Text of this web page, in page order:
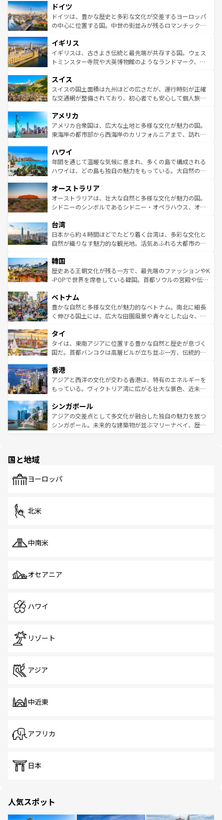
せる。地方によって風土や気候が異なるスペインはその個
性で訪れる人を魅了する。 なお、新着のスペイン情報は コ
ンテンツ一覧を参照してほしい。
で、幅広い魅力が詰まっている。華麗な宮殿、歴史的な大
聖堂、美しいビーチ、そして豊かな自然が、訪れる者を心
から魅了する。また、フランスは美食の国としても知ら
いる。シャンパンの発祥地であるランス、プロヴァンスの
香り高いラベンダー畑など、多彩な楽しみ方が可能だ。さ
らに、パリ以外の地域にも魅力が溢れており、どの街角に
れる地方に足を運ぶとそれぞれで全く異なる文化を体験で
きるだろう。 なお、新着のフランス情報はコンテンツ一覧
を参照してほしい。
ドイツ
ドイツは、豊かな歴史と多彩な文化が交差するヨーロッパ
の中心に位置する国。中世の街並みが残るロマンチック街
顔を持つこの国は、どこを歩いても飽きることがない。ベ
ルリンの文化的活気、バイエルン州のアルプスの絶景、そ
してライン川沿いのワイン畑といった風景は必見。ビール
は、お酒好きな人にはぜひ体験してほしい。 なお、新着の
ドイツ情報はコンテンツ一覧を参照してほしい。
イギリス
イギリスは、古きよき伝統と最先端が共存する国。ウェス
トミンスター寺院や大英博物館のようなランドマーク、歴
リアごとに異なる魅力がある。また、優雅なアフタヌーン
ティー、ビール好きにはたまらない英国パブ、サッカー観
戦など、本場だからこそできる体験も豊富。イギリスを旅
ンツ一覧を参照してほしい。
スイス
スイスの国土面積は九州ほどの広さだが、運行時刻が正確
な交通網が整備されており、初心者でも安心して個人旅行
の建物がそのまま残る町や、スイスならではのユニークな
博物館もあり、アルプス観光だけでなく町歩きも満喫する
ことができる。国民の所得が高いため物価も高いが、旅行
ば市内交通費無料で観光を楽しむこともできる。 なお、新
着のスイス情報はコンテンツ一覧 を参照してほしい。
アメリカ
アメリカ合衆国は、広大な土地と多様な文化が魅力の国。
東海岸の都市部から西海岸のカリフォルニアまで、訪れる
のような巨大都市は、観光、ショッピング、エンターテイ
ンメントが詰まった刺激的なスポットだ。一方、アメリカ
西部には大自然が広がり、グランドキャニオンやイエロー
部のニューオーリンズでは、音楽と美食が融合した独特の
文化が魅力。旅行者はアメリカの各地域で異なる魅力を楽
しみながら、その多様性と豊かな歴史を感じることができ
ならではの贅沢な旅のスタイルだ。 なお、新着のアメリカ
情報はコンテンツ一覧を参照してほしい。
ハワイ
年間を通じて温暖な気候に恵まれ、多くの島で構成される
ハワイは、どの島も独自の魅力をもっている。大自然の神
ワイ島は見逃せない。また、定番の観光地といえばオアフ
島だが、静かな自然を求めるならマウイ島やカウアイ島が
おすすめ。エメラルドグリーンに輝く海をはじめ、豊かな
れるおもてなしの心で訪れる人々を迎えてくれるハワイの
人々、おいしいローカルフードやハワイアンミュージッ
ク、伝統的なフラダンスなど、すべてがハワイの魅力を彩
ワイを、存分に味わってほしい。 なお、新着のハワイ情報
はコンテンツ一覧を参照してほしい。
オーストラリア
オーストラリアは、壮大な自然と多様な文化が魅力の国。
シドニーのシンボルであるシドニー・オペラハウス、オー
リアリーフや大陸中央部にそびえるウルル（エアーズロッ
ク）、タスマニアの美しい原生林やケアンズの熱帯雨林な
ど、見どころがたくさん。また、カフェやワイン、オージ
いる。アクティビティも充実しており、サーフィンやダイ
ビング、ハイキングなど、アウトドア好きにはたまらな
い。オーストラリアの多彩な魅力を存分に味わいつくそ
参照してほしい。
台湾
日本から約４時間ほどでたどり着く台湾は、多彩な文化と
自然が織りなす魅力的な観光地。活気あふれる大都市の台
ン）、静ひつな山岳地帯である台湾東部など、都市の喧騒
と山間の静けさが共存しており、訪れる人に新しい発見と
驚きをもたらしてくれる。また、奥深い台湾の食文化も魅
容にもいいと評判のスイーツなど、バラエティ豊かな料理
が味わえる。 なお、新着の台湾情報は コンテンツ一覧を参
照してほしい。
韓国
歴史ある王朝文化が残る一方で、最先端のファッションやK
-POPで世界を席巻している韓国。首都ソウルの宮殿や伝統
き、地方に足を延ばせば四季折々の自然美を楽しむことが
できる。そして、キムチや焼肉、絶品のストリートフード
まで、さまざまな韓国料理が待っている。夜には、韓国な
リティに包まれながら、韓国の多彩な魅力を心ゆくまで味
わってみてほしい。 なお、新着の韓国情報はコンテンツ一
覧を参照してほしい。
ベトナム
豊かな自然と多様な文化が魅力的なベトナム。南北に細長
く伸びる国土には、広大な田園風景や青々とした山々、世
急速な発展と共に伝統が息づく。ハノイの古い町並みやホ
ーチミン市のフランス統治時代の建物も、独特の雰囲気を
醸し出している。また、バラエティの豊かさとおいしさで
とつ。フォーやバインミー、ベトナムコーヒーなどは、ぜ
ひ現地で味わいたい。どの地域を訪れてもあたたかい人々
が旅行者を迎えてくれるので、きっと忘れられない旅にな
参照してほしい。
タイ
タイは、東南アジアに位置する豊かな自然と歴史が息づく
国だ。首都バンコクは高層ビルが立ち並ぶ一方、伝統的な
の活気が交差している。北部ではチェンマイなどの山岳地
帯で自然と触れ合い、南部ではプーケットやクラビの美し
いビーチでリゾート気分を楽しむことができる。タイ料理
激する。気候は一年中温暖で、どの季節にも異なる楽しみ
が待っている。親しみやすいタイの人々、仏教を中心とし
た文化、そして多様な観光資源が、訪れる旅人を魅了し続
香港
アジアと西洋の文化が交わる香港は、特有のエネルギーを
もっている。ヴィクトリア湾に広がる壮大な景色、近未来
み、どこを訪れても感動するはず。観光スポットが密集し
ており、効率よく見どころを回れるのも魅力。息をのむよ
うな絶景から文化的な体験まで、香港を存分に楽しみ尽く
シンガポール
アジアの交差点として多文化が融合した独自の魅力を放つ
シンガポール。未来的な建築物が並ぶマリーナベイ、歴史
で、ホーカーズは地元の風情を楽しめる外せないスポット
国と地域
ヨーロッパ
北米
中南米
オセアニア
ハワイ
リゾート
アジア
中近東
アフリカ
日本
人気スポット